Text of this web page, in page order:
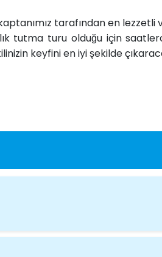
tarafından en lezzetli
tutma turu olduğu için
keyfini en iyi şekilde